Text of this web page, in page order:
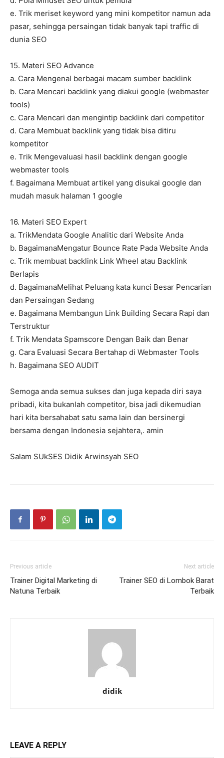
e. Trik meriset keyword yang mini kompetitor namun ada
pasar, sehingga persaingan tidak banyak tapi traffic di
dunia SEO
15. Materi SEO Advance
a. Cara Mengenal berbagai macam sumber backlink
b. Cara Mencari backlink yang diakui google (webmaster
tools)
c. Cara Mencari dan mengintip backlink dari competitor
d. Cara Membuat backlink yang tidak bisa ditiru
kompetitor
e. Trik Mengevaluasi hasil backlink dengan google
webmaster tools
f. Bagaimana Membuat artikel yang disukai google dan
mudah masuk halaman 1 google
16. Materi SEO Expert
a. TrikMendata Google Analitic dari Website Anda
b. BagaimanaMengatur Bounce Rate Pada Website Anda
c. Trik membuat backlink Link Wheel atau Backlink
Berlapis
d. BagaimanaMelihat Peluang kata kunci Besar Pencarian
dan Persaingan Sedang
e. Bagaimana Membangun Link Building Secara Rapi dan
Terstruktur
f. Trik Mendata Spamscore Dengan Baik dan Benar
g. Cara Evaluasi Secara Bertahap di Webmaster Tools
h. Bagaimana SEO AUDIT
Semoga anda semua sukses dan juga kepada diri saya
pribadi, kita bukanlah competitor, bisa jadi dikemudian
hari kita bersahabat satu sama lain dan bersinergi
bersama dengan Indonesia sejahtera,. amin
Salam SUkSES Didik Arwinsyah SEO
Previous article
Trainer Digital Marketing di
Natuna Terbaik
Next article
Trainer SEO di Lombok Barat
Terbaik
didik
LEAVE A REPLY